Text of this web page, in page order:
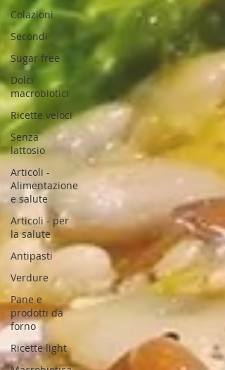
Colazioni
Secondi
Sugar free
Dolci
macrobiotici
Ricette veloci
Senza
lattosio
Articoli -
Alimentazione
e salute
Articoli - per
la salute
Antipasti
Verdure
Pane e
prodotti da
forno
Ricette light